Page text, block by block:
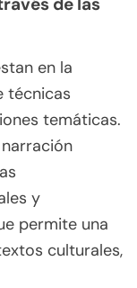
en la
técnicas
temáticas.
y
permite una
culturales,